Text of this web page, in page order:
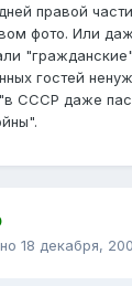
правой
фото. Или
гостей
СССР даже
18 декабря,